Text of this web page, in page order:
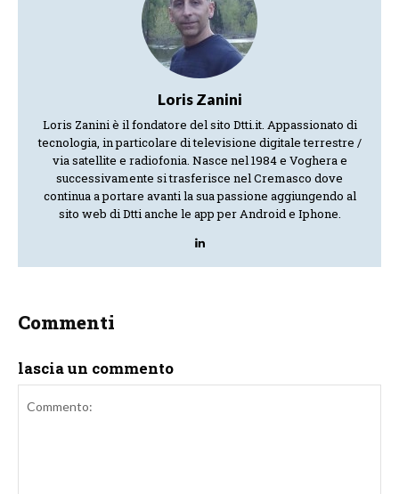
Loris Zanini
Loris Zanini è il fondatore del sito Dtti.it. Appassionato di
tecnologia, in particolare di televisione digitale terrestre /
via satellite e radiofonia. Nasce nel 1984 e Voghera e
successivamente si trasferisce nel Cremasco dove
continua a portare avanti la sua passione aggiungendo al
sito web di Dtti anche le app per Android e Iphone.
Commenti
lascia un commento